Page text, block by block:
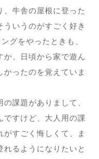
、牛舎の屋根に登った
ういうのがすごく好き
グをやったときも、
か、日頃から家で遊ん
かったのを覚えていま
課題がありまして、
ですけど、大人用の課
がすごく悔しくて、ま
れるようになりたいと